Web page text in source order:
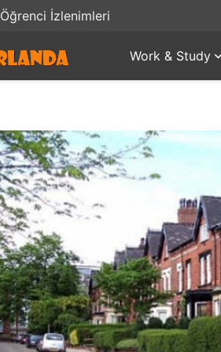
Öğrenci İzlenimleri
Work & Study